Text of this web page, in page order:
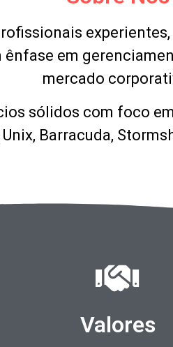
experientes,
em
mercado
sólidos com foco
Unix, Barracuda,
Valores